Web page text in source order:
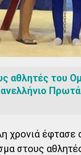
αθλητές του
χρονιά έφτασε
στους